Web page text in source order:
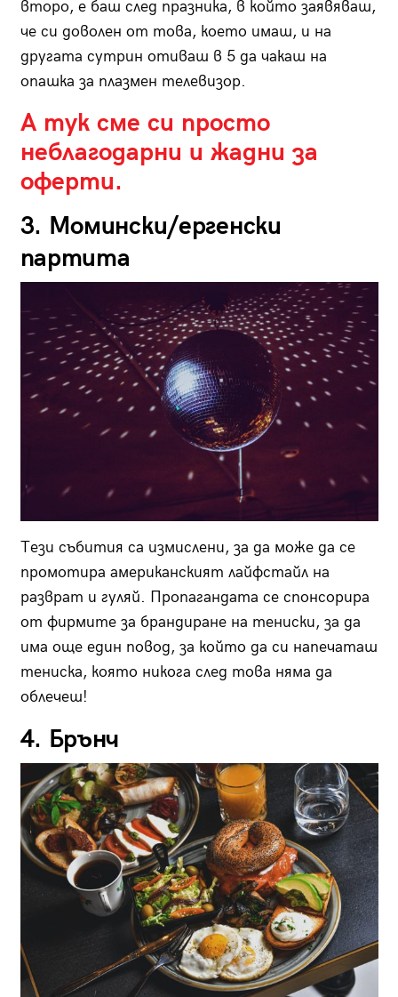
второ, е баш след празника, в който заявяваш,
че си доволен от това, което имаш, и на
другата сутрин отиваш в 5 да чакаш на
опашка за плазмен телевизор.
А тук сме си просто
неблагодарни и жадни за
оферти.
3. Момински/ергенски
партита
Тези събития са измислени, за да може да се
промотира американският лайфстайл на
разврат и гуляй. Пропагандата се спонсорира
от фирмите за брандиране на тениски, за да
има още един повод, за който да си напечаташ
тениска, която никога след това няма да
облечеш!
4. Брънч